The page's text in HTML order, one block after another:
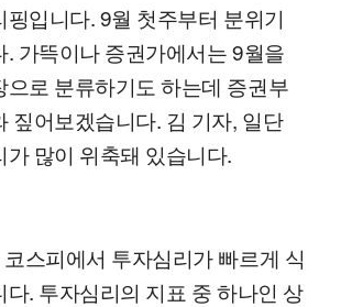
핑입니다. 9월 첫주부터 분위기
. 가뜩이나 증권가에서는 9월을
으로 분류하기도 하는데 증권부
짚어보겠습니다. 김 기자, 일단
가 많이 위축돼 있습니다.
스피에서 투자심리가 빠르게 식
다. 투자심리의 지표 중 하나인 상